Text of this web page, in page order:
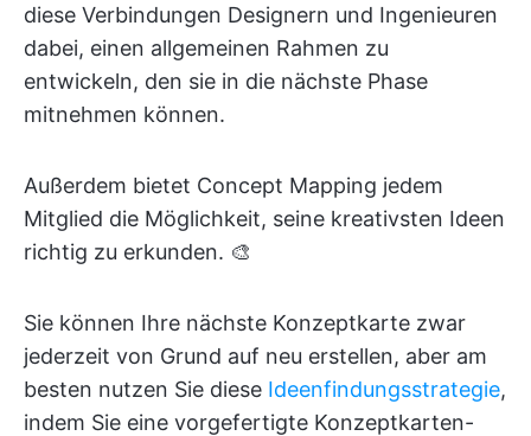
diese Verbindungen Designern und Ingenieuren
dabei, einen allgemeinen Rahmen zu
entwickeln, den sie in die nächste Phase
mitnehmen können.
Außerdem bietet Concept Mapping jedem
Mitglied die Möglichkeit, seine kreativsten Ideen
richtig zu erkunden. 🎨
Sie können Ihre nächste Konzeptkarte zwar
jederzeit von Grund auf neu erstellen, aber am
besten nutzen Sie diese Ideenfindungsstrategie,
indem Sie eine vorgefertigte Konzeptkarten-